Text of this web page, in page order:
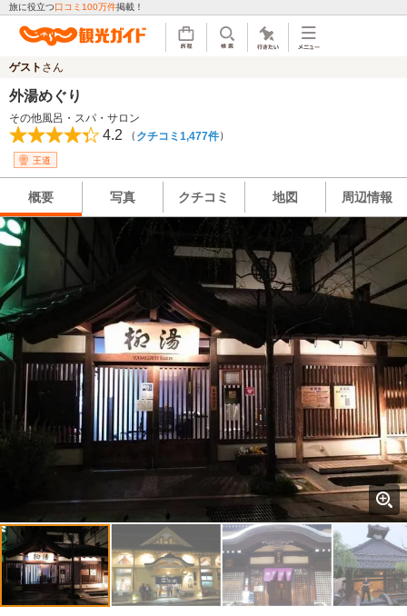
旅に役立つ口コミ100万件掲載！
ゲスト さん
外湯めぐり
その他風呂・スパ・サロン
4.2 （ クチコミ1,477件）
王道
概要 写真 クチコミ 地図 周辺情報